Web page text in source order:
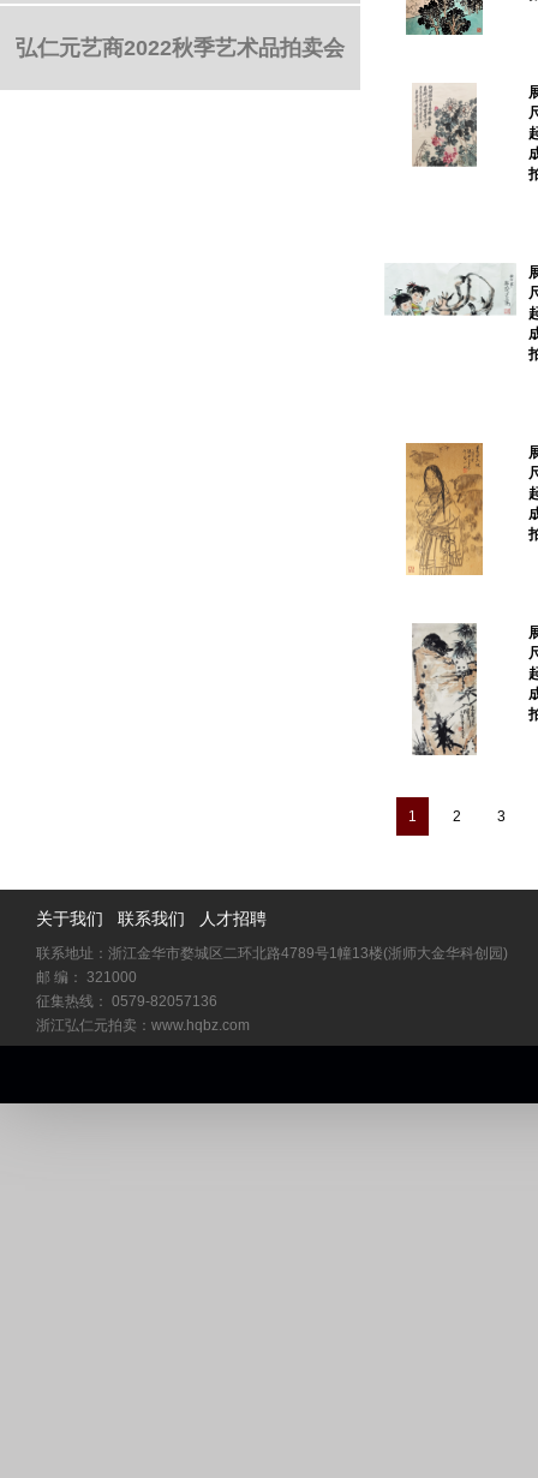
弘仁元艺商2022秋季艺术品拍卖会
1 2 3
关于我们 联系我们 人才招聘
联系地址：浙江金华市婺城区二环北路4789号1幢13楼(浙师大金华科创园)
邮 编： 321000
征集热线： 0579-82057136
浙江弘仁元拍卖：www.hqbz.com